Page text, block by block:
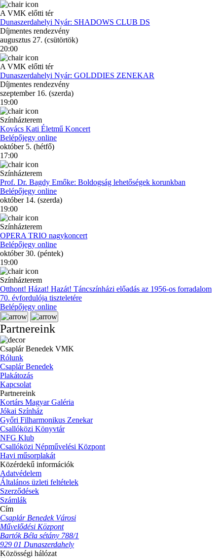
A VMK előtti tér
Dunaszerdahelyi Nyár: SHADOWS CLUB DS
Díjmentes rendezvény
augusztus 27. (csütörtök)
20:00
A VMK előtti tér
Dunaszerdahelyi Nyár: GOLDDIES ZENEKAR
Díjmentes rendezvény
szeptember 16. (szerda)
19:00
Színházterem
Kovács Kati Életmű Koncert
Belépőjegy online
október 5. (hétfő)
17:00
Színházterem
Prof. Dr. Bagdy Emőke: Boldogság lehetőségek korunkban
Belépőjegy online
október 14. (szerda)
19:00
Színházterem
OPERA TRIO nagykoncert
Belépőjegy online
október 30. (péntek)
19:00
Színházterem
Otthont! Házat! Hazát! Táncszínházi előadás az 1956-os forradalom
70. évfordulója tiszteletére
Belépőjegy online
Partnereink
Csaplár Benedek VMK
Rólunk
Csaplár Benedek
Plakátozás
Kapcsolat
Partnereink
Kortárs Magyar Galéria
Jókai Színház
Győri Filharmonikus Zenekar
Csallóközi Könyvtár
NFG Klub
Csallóközi Népművelési Központ
Havi műsorplakát
Közérdekű információk
Adatvédelem
Általános üzleti feltételek
Szerződések
Számlák
Cím
Csaplár Benedek Városi
Művelődési Központ
Bartók Béla sétány 788/1
929 01 Dunaszerdahely
Közösségi hálózat